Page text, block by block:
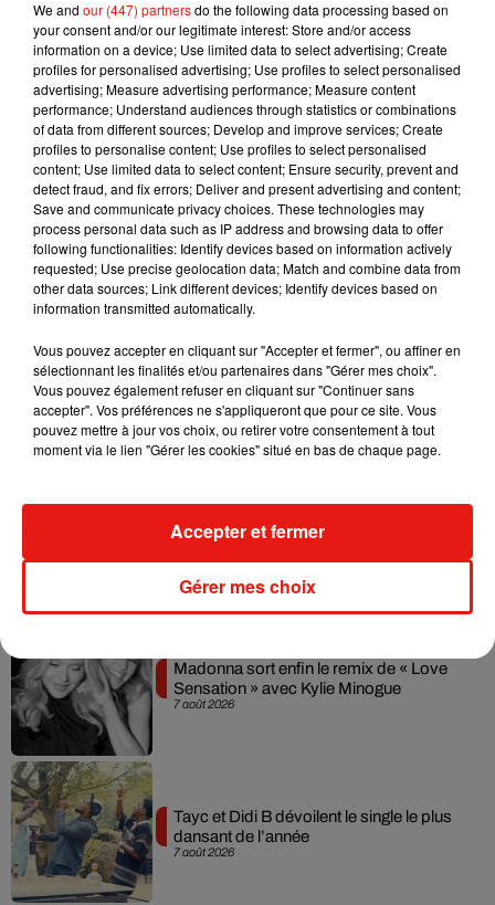
Voir cette publication sur Instagram
Throwback to 7 years old in Hawaii, and just drippin’ cool
with my buck teeth, aloha shirt and WTF is going on with my
afro matted down on one side!?�xÈ�xÈ‍'️ No way this stud
doesn’t grow up to become Sexiest Man Alive �xÈ
#HellooooLadies #BuckyJohnson #SmellsLikeHotDogs
#KingOf2ndGrade
therock
Musique
Julien Lieb s’essaye à la vie de chatelain
dans son nouveau clip
7 août 2026
Madonna sort enfin le remix de « Love
Sensation » avec Kylie Minogue
7 août 2026
Tayc et Didi B dévoilent le single le plus
dansant de l’année
We and our (447) partnersdo the following data processing based on
your consent and/or our legitimate interest: Store and/or access
information on a device; Use limited data to select advertising; Create
profiles for personalised advertising; Use profiles to select personalised
advertising; Measure advertising performance; Measure content
performance; Understand audiences through statistics or combinations
of data from different sources; Develop and improve services; Create
profiles to personalise content; Use profiles to select personalised
content; Use limited data to select content; Ensure security, prevent and
detect fraud, and fix errors; Deliver and present advertising and content;
Save and communicate privacy choices. These technologies may
process personal data such as IP address and browsing data to offer
following functionalities: Identify devices based on information actively
requested; Use precise geolocation data; Match and combine data from
other data sources; Link different devices; Identify devices based on
information transmitted automatically.
Vous pouvez accepter en cliquant sur "Accepter et fermer", ou affiner en
sélectionnant les finalités et/ou partenaires dans "Gérer mes choix".
Vous pouvez également refuser en cliquant sur "Continuer sans
accepter". Vos préférences ne s'appliqueront que pour ce site. Vous
pouvez mettre à jour vos choix, ou retirer votre consentement à tout
moment via le lien "Gérer les cookies" situé en bas de chaque page.
Gérer mes choix
Accepter et fermer